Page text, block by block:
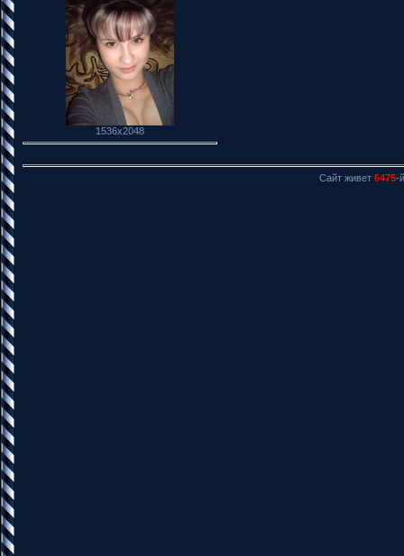
1536x2048
Сайт живет 6475-